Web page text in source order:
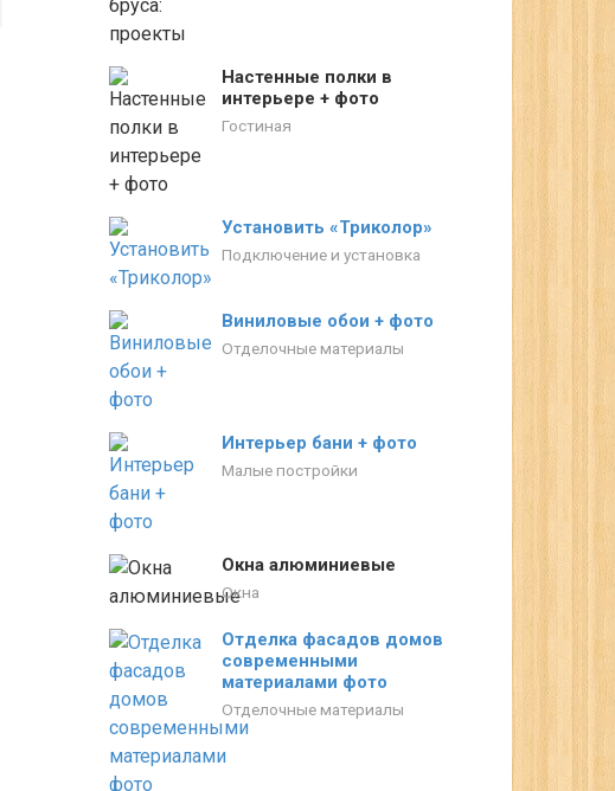
Настенные полки в
интерьере + фото
Гостиная
Установить «Триколор»
Подключение и установка
Виниловые обои + фото
Отделочные материалы
Интерьер бани + фото
Малые постройки
Окна алюминиевые
Окна
Отделка фасадов домов
современными
материалами фото
Отделочные материалы